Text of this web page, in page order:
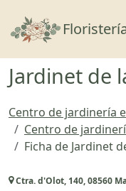
Jardinet de
Centro de jardinería
Centro de
Ficha de Jardinet
Ctra. d'Olot, 140, 08560